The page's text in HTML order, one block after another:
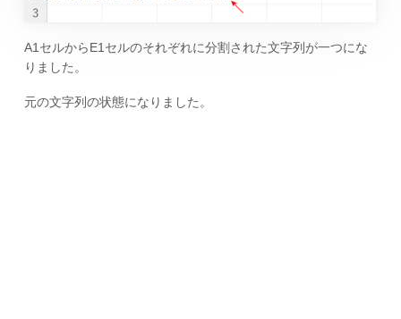
A1セルからE1セルのそれぞれに分割された文字列が一つにな
りました。
元の文字列の状態になりました。